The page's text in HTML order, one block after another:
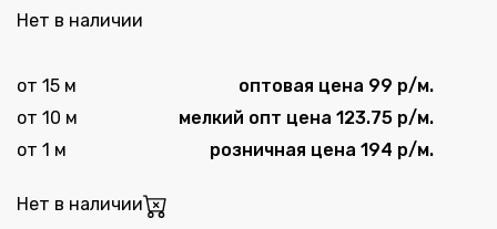
Нет в наличии
от 15 м
оптовая цена 99 р/м.
от 10 м
мелкий опт цена 123.75 р/м.
от 1 м
розничная цена 194 р/м.
Нет в наличии